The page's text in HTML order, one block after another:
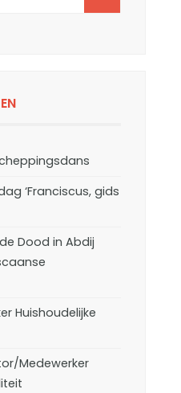
‘Franciscus, gids
Dood in Abdij
Huishoudelijke
Medewerker